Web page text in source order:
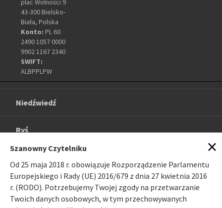
plac Wolności 9
43-300 Bielsko-
Biała, Polska
Konto: PL 60
2490 1057 0000
9902 1167 2340
SWIFT:
ALBPPLPW
Niedźwiedź
Ryś
Galeria
×
Szanowny Czytelniku
Od 25 maja 2018 r. obowiązuje Rozporządzenie Parlamentu
Europejskiego i Rady (UE) 2016/679 z dnia 27 kwietnia 2016
r. (RODO). Potrzebujemy Twojej zgody na przetwarzanie
Twoich danych osobowych, w tym przechowywanych